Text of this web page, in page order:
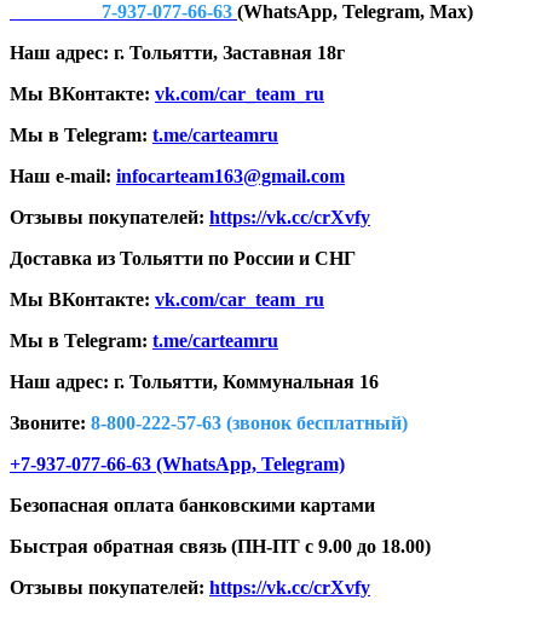
7-937-077-66-63 (WhatsApp, Telegram, Max)
Наш адрес: г. Тольятти, Заставная 18г
Мы ВКонтакте: vk.com/car_team_ru
Мы в Telegram: t.me/carteamru
Наш e-mail: infocarteam163@gmail.com
Отзывы покупателей: https://vk.cc/crXvfy
Доставка из Тольятти по России и СНГ
Мы ВКонтакте: vk.com/car_team_ru
Мы в Telegram: t.me/carteamru
Наш адрес: г. Тольятти, Коммунальная 16
Звоните: 8-800-222-57-63 (звонок бесплатный)
+7-937-077-66-63 (WhatsApp, Telegram)
Безопасная оплата банковскими картами
Быстрая обратная связь (ПН-ПТ с 9.00 до 18.00)
Отзывы покупателей: https://vk.cc/crXvfy